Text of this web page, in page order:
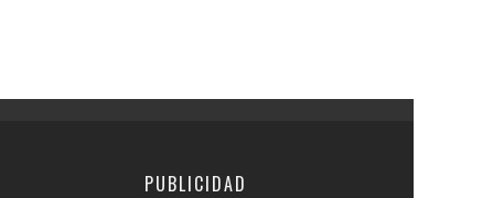
PUBLICIDAD